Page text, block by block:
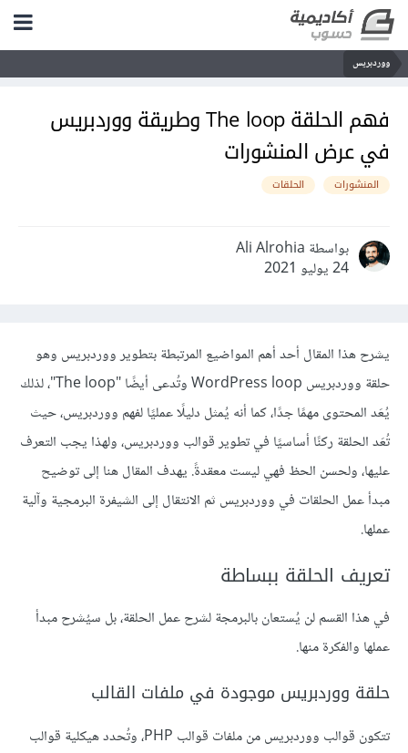
ووردبريس
فهم الحلقة The loop وطريقة ووردبريس
في عرض المنشورات
المنشورات الحلقات
بواسطة Ali Alrohia
24 يوليو 2021
يشرح هذا المقال أحد أهم المواضيع المرتبطة بتطوير ووردبريس وهو
حلقة ووردبريس WordPress loop وتُدعى أيضًا "The loop"، لذلك
يُعَد المحتوى مهمًا جدًا، كما أنه يُمثل دليلًا عمليًا لفهم ووردبريس، حيث
تُعَد الحلقة ركنًا أساسيًا في تطوير قوالب ووردبريس، ولهذا يجب التعرف
عليها، ولحسن الحظ فهي ليست معقدةً. يهدف المقال هنا إلى توضيح
مبدأ عمل الحلقات في ووردبريس ثم الانتقال إلى الشيفرة البرمجية وآلية
عملها.
تعريف الحلقة ببساطة
في هذا القسم لن يُستعان بالبرمجة لشرح عمل الحلقة، بل سيُشرح مبدأ
عملها والفكرة منها.
حلقة ووردبريس موجودة في ملفات القالب
تتكون قوالب ووردبريس من ملفات قوالب PHP، وتُحدد هيكلية قوالب